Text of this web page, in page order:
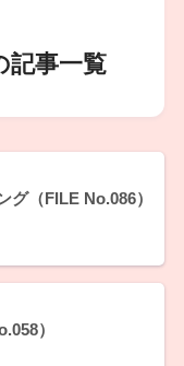
記事一覧
グ（FILE No.086）
）